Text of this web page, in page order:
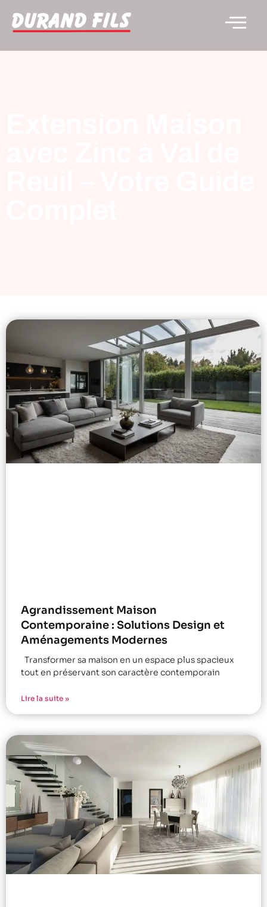
Agrandissement Maison
Contemporaine : Solutions Design et
Aménagements Modernes
Transformer sa maison en un espace plus spacieux
tout en préservant son caractère contemporain
Lire la suite »